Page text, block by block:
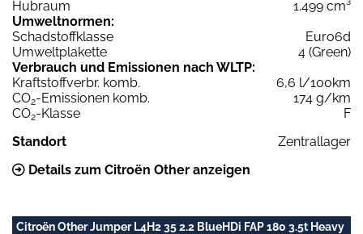
Hubraum
1.499 cm³
Umweltnormen:
Schadstoffklasse
Euro6d
Umweltplakette
4 (Green)
Verbrauch und Emissionen nach WLTP:
Kraftstoffverbr. komb.
6,6 l/100km
CO2-Emissionen komb.
174 g/km
CO2-Klasse
F
Standort
Zentrallager
Details zum Citroën Other anzeigen
Citroën Other Jumper L4H2 35 2.2 BlueHDi FAP 180 3.5t Heavy